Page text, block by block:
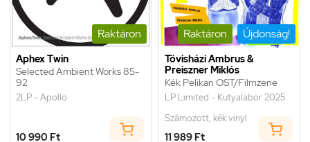
Raktáron
Aphex Twin
Selected Ambient Works 85-
92
2LP - Apollo
10 990 Ft
Raktáron Újdonság!
Tövisházi Ambrus &
Preiszner Miklós
Kék Pelikan OST/Filmzene
LP Limited - Kutyalabor 2025
Számozott, kék vinyl
11 989 Ft